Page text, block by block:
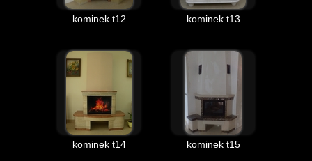
kominek t12 kominek t13
kominek t14 kominek t15